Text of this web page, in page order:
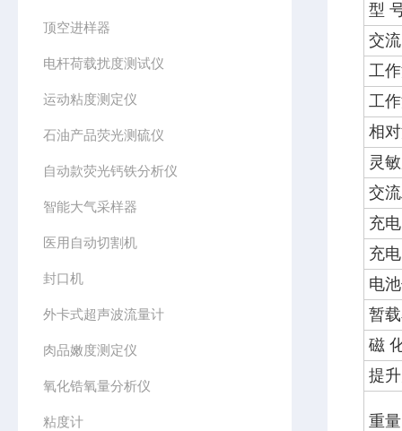
顶空进样器
电杆荷载扰度测试仪
运动粘度测定仪
石油产品荧光测硫仪
自动款荧光钙铁分析仪
智能大气采样器
医用自动切割机
封口机
外卡式超声波流量计
肉品嫩度测定仪
氧化锆氧量分析仪
粘度计
型
交
工
工
相
灵
交
充
充
电
暂
磁
提
重量